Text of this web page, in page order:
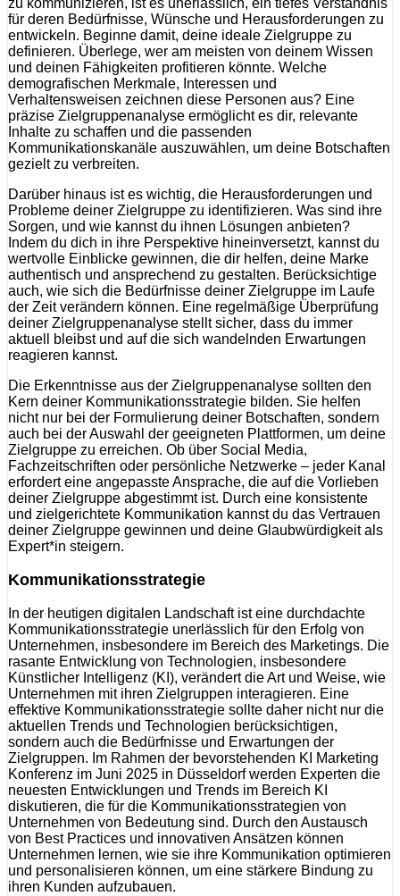
zu kommunizieren, ist es unerlässlich, ein tiefes Verständnis
für deren Bedürfnisse, Wünsche und Herausforderungen zu
entwickeln. Beginne damit, deine ideale Zielgruppe zu
definieren. Überlege, wer am meisten von deinem Wissen
und deinen Fähigkeiten profitieren könnte. Welche
demografischen Merkmale, Interessen und
Verhaltensweisen zeichnen diese Personen aus? Eine
präzise Zielgruppenanalyse ermöglicht es dir, relevante
Inhalte zu schaffen und die passenden
Kommunikationskanäle auszuwählen, um deine Botschaften
gezielt zu verbreiten.
Darüber hinaus ist es wichtig, die Herausforderungen und
Probleme deiner Zielgruppe zu identifizieren. Was sind ihre
Sorgen, und wie kannst du ihnen Lösungen anbieten?
Indem du dich in ihre Perspektive hineinversetzt, kannst du
wertvolle Einblicke gewinnen, die dir helfen, deine Marke
authentisch und ansprechend zu gestalten. Berücksichtige
auch, wie sich die Bedürfnisse deiner Zielgruppe im Laufe
der Zeit verändern können. Eine regelmäßige Überprüfung
deiner Zielgruppenanalyse stellt sicher, dass du immer
aktuell bleibst und auf die sich wandelnden Erwartungen
reagieren kannst.
Die Erkenntnisse aus der Zielgruppenanalyse sollten den
Kern deiner Kommunikationsstrategie bilden. Sie helfen
nicht nur bei der Formulierung deiner Botschaften, sondern
auch bei der Auswahl der geeigneten Plattformen, um deine
Zielgruppe zu erreichen. Ob über Social Media,
Fachzeitschriften oder persönliche Netzwerke – jeder Kanal
erfordert eine angepasste Ansprache, die auf die Vorlieben
deiner Zielgruppe abgestimmt ist. Durch eine konsistente
und zielgerichtete Kommunikation kannst du das Vertrauen
deiner Zielgruppe gewinnen und deine Glaubwürdigkeit als
Expert*in steigern.
Kommunikationsstrategie
In der heutigen digitalen Landschaft ist eine durchdachte
Kommunikationsstrategie unerlässlich für den Erfolg von
Unternehmen, insbesondere im Bereich des Marketings. Die
rasante Entwicklung von Technologien, insbesondere
Künstlicher Intelligenz (KI), verändert die Art und Weise, wie
Unternehmen mit ihren Zielgruppen interagieren. Eine
effektive Kommunikationsstrategie sollte daher nicht nur die
aktuellen Trends und Technologien berücksichtigen,
sondern auch die Bedürfnisse und Erwartungen der
Zielgruppen. Im Rahmen der bevorstehenden KI Marketing
Konferenz im Juni 2025 in Düsseldorf werden Experten die
neuesten Entwicklungen und Trends im Bereich KI
diskutieren, die für die Kommunikationsstrategien von
Unternehmen von Bedeutung sind. Durch den Austausch
von Best Practices und innovativen Ansätzen können
Unternehmen lernen, wie sie ihre Kommunikation optimieren
und personalisieren können, um eine stärkere Bindung zu
ihren Kunden aufzubauen.